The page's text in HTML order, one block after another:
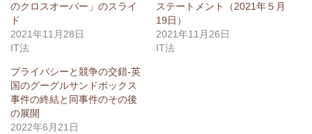
のクロスオーバー」のスライ
ド
2021年11月28日
IT法
ステートメント（2021年５月
19日）
2021年11月26日
IT法
プライバシーと競争の交錯-英
国のグーグルサンドボックス
事件の終結と同事件のその後
の展開
2022年6月21日